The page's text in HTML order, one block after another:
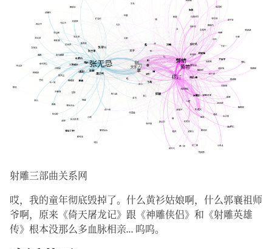
射雕三部曲关系网
哎，我的童年彻底毁掉了。什么黄衫姑娘啊，什么郭襄祖师
爷啊，原来《倚天屠龙记》跟《神雕侠侣》和《射雕英雄
传》根本没那么多血脉相亲… 呜呜。